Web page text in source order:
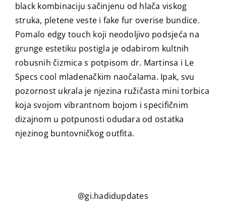
black kombinaciju sačinjenu od hlača viskog
struka, pletene veste i fake fur overise bundice.
Pomalo edgy touch koji neodoljivo podsjeća na
grunge estetiku postigla je odabirom kultnih
robusnih čizmica s potpisom dr. Martinsa i Le
Specs cool mladenačkim naočalama. Ipak, svu
pozornost ukrala je njezina ružičasta mini torbica
koja svojom vibrantnom bojom i specifičnim
dizajnom u potpunosti odudara od ostatka
njezinog buntovničkog outfita.
@gi.hadidupdates